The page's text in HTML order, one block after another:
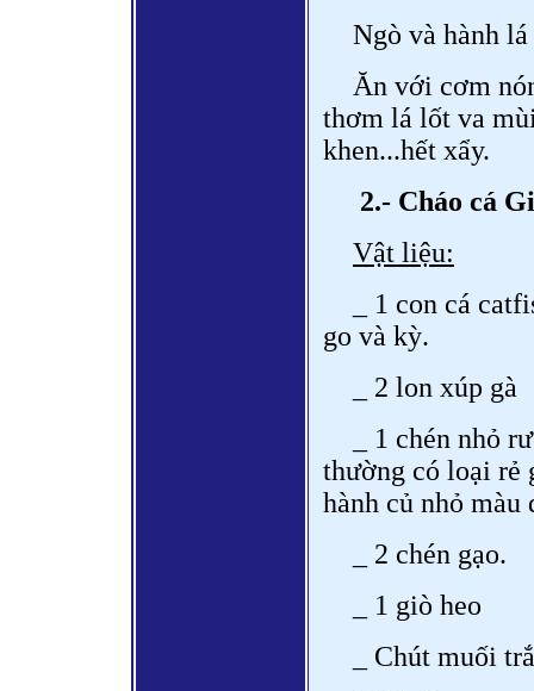
Ngò và hành
Ăn với cơm
thơm lá lốt va
khen...hết xẩy.
2.- Cháo cá
Vật liệu:
_ 1 con cá
go và kỳ.
_ 2 lon xúp gà
_ 1 chén nhỏ
thường có loại rẻ
hành củ nhỏ màu
_ 2 chén gạo.
_ 1 giò heo
_ Chút muối